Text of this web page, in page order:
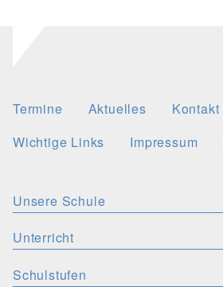
Termine Aktuelles Kontakt
Wichtige Links
Impressum
Unsere Schule
Aktuelles
KONZEPTE
Christliche Akzente
PERSONEN
Unterricht
SPRACHEN
Schulstufen